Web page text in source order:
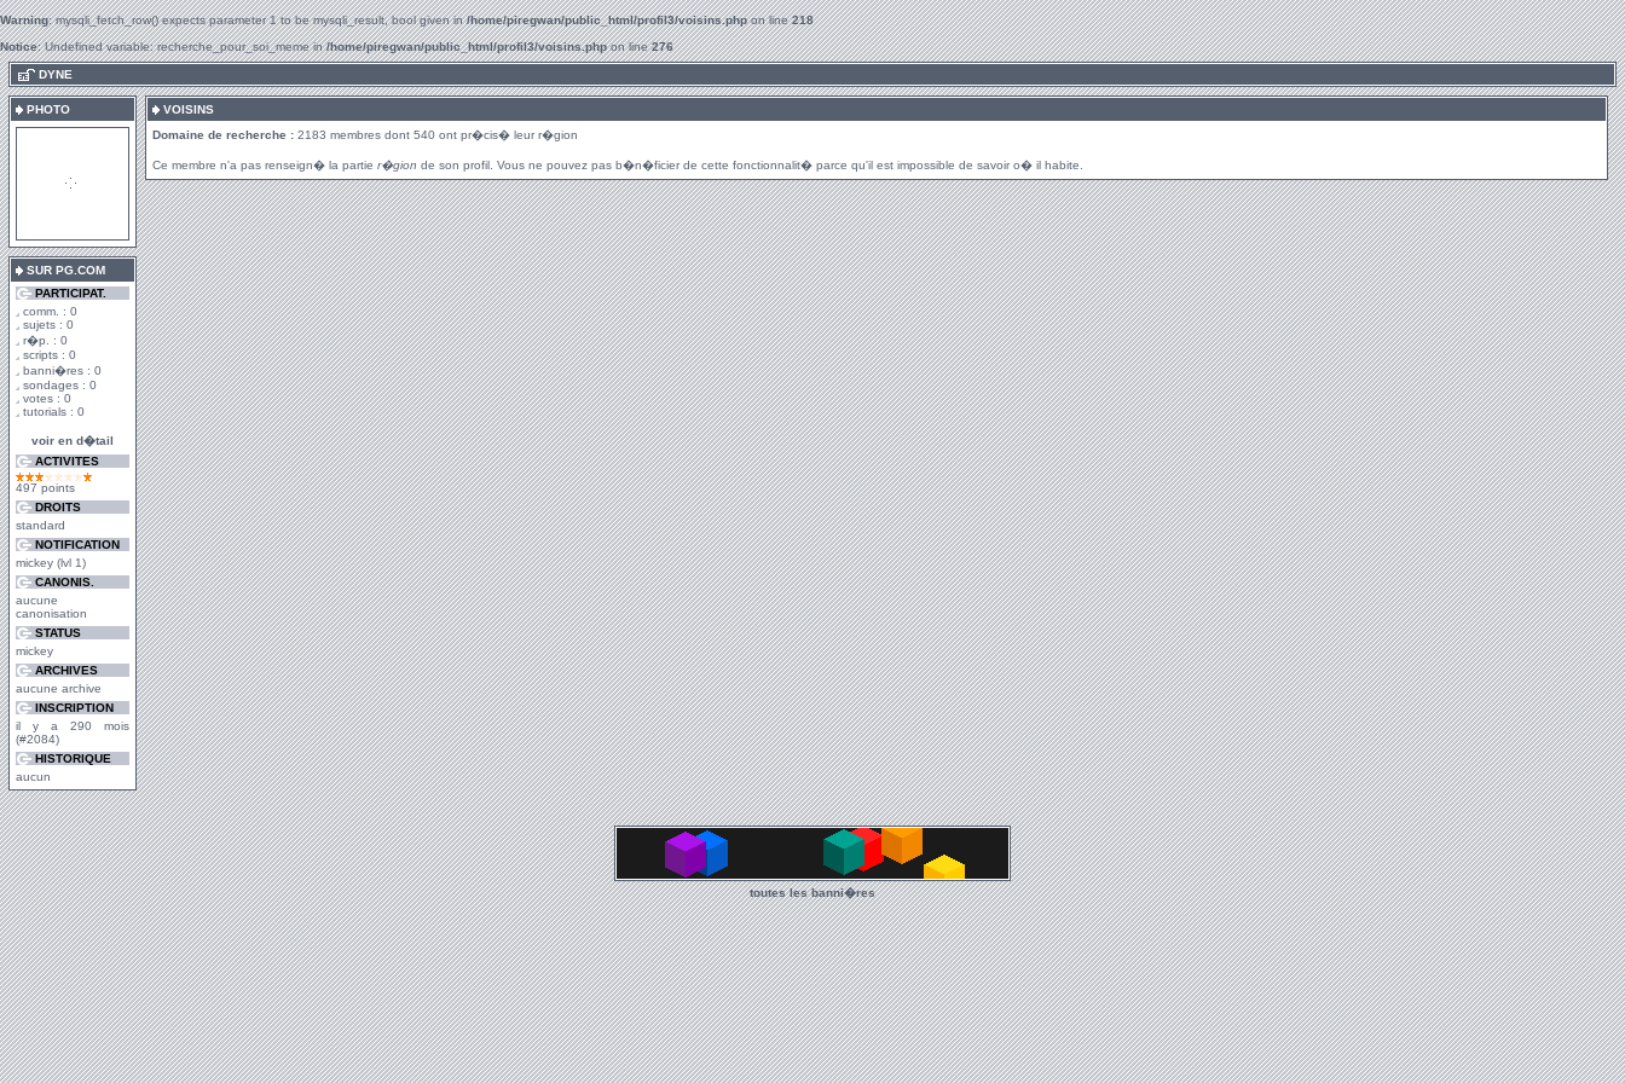
Warning: mysqli_fetch_row() expects parameter 1 to be mysqli_result, bool given in/home/piregwan/public_html/profil3/voisins.phpon line218
Notice: Undefined variable: recherche_pour_soi_meme in/home/piregwan/public_html/profil3/voisins.phpon line276
DYNE
PHOTO
SUR PG.COM
PARTICIPAT.
comm. : 0
sujets : 0
r�p. : 0
scripts : 0
banni�res : 0
sondages : 0
votes : 0
tutorials : 0
voir en d�tail
ACTIVITES
497 points
DROITS
standard
NOTIFICATION
mickey (lvl 1)
CANONIS.
aucune
canonisation
STATUS
mickey
ARCHIVES
aucune archive
INSCRIPTION
il y a 290 mois
(#2084)
HISTORIQUE
aucun
VOISINS
Domaine de recherche : 2183 membres dont 540 ont pr�cis� leur r�gion
Ce membre n'a pas renseign� la partie r�gion de son profil. Vous ne pouvez pas b�n�ficier de cette fonctionnalit� parce qu'il est impossible de savoir o� il habite.
toutes les banni�res